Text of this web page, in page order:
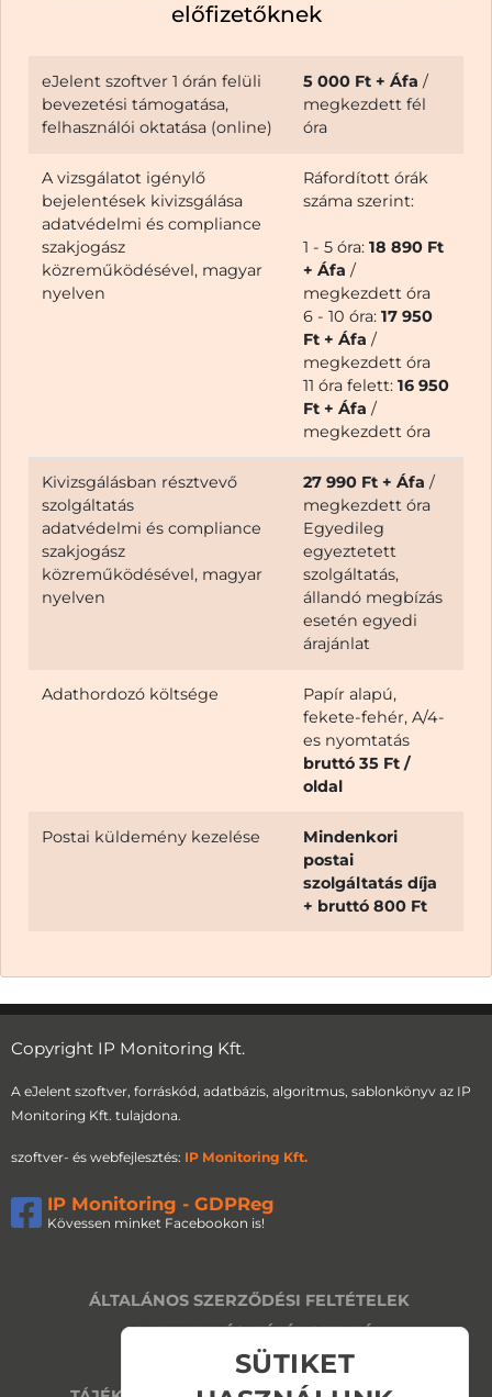
előfizetőknek
eJelent szoftver 1 órán felüli
bevezetési támogatása,
felhasználói oktatása (online)
5 000 Ft + Áfa /
megkezdett fél
óra
A vizsgálatot igénylő
bejelentések kivizsgálása
adatvédelmi és compliance
szakjogász
közreműködésével, magyar
nyelven
Ráfordított órák
száma szerint:
1 - 5 óra: 18 890 Ft
+ Áfa /
megkezdett óra
6 - 10 óra: 17 950
Ft + Áfa /
megkezdett óra
11 óra felett: 16 950
Ft + Áfa /
megkezdett óra
Kivizsgálásban résztvevő
szolgáltatás
adatvédelmi és compliance
szakjogász
közreműködésével, magyar
nyelven
27 990 Ft + Áfa /
megkezdett óra
Egyedileg
egyeztetett
szolgáltatás,
állandó megbízás
esetén egyedi
árajánlat
Adathordozó költsége
Papír alapú,
fekete-fehér, A/4-
es nyomtatás
bruttó 35 Ft /
oldal
Postai küldemény kezelése
Mindenkori
postai
szolgáltatás díja
+ bruttó 800 Ft
Copyright IP Monitoring Kft.
A eJelent szoftver, forráskód, adatbázis, algoritmus, sablonkönyv az IP
Monitoring Kft. tulajdona.
szoftver- és webfejlesztés: IP Monitoring Kft.
IP Monitoring - GDPReg
Kövessen minket Facebookon is!
ÁLTALÁNOS SZERZŐDÉSI FELTÉTELEK
ADATKEZELÉSI TÁJÉKOZTATÓ
IMPRESSZUM
SÜTIKET